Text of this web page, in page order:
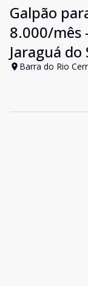
Galpão
8.000/mês
Jaraguá do
Barra do Rio